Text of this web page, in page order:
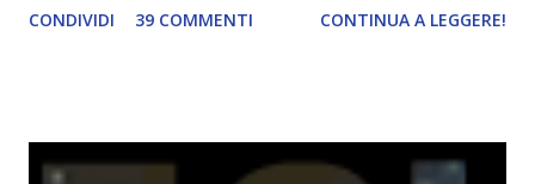
una rubrica per tenere sotto controllo le reading
spaziare con i generi letterari e non limitarmi al fantasy.
CONDIVIDI 39 COMMENTI CONTINUA A LEGGERE!